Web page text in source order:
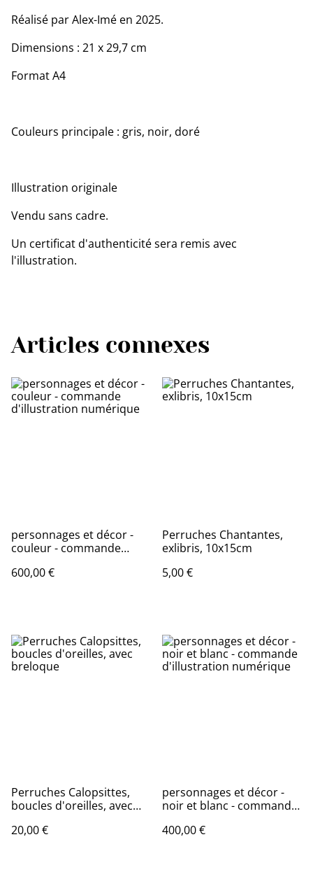
Réalisé par Alex-Imé en 2025.
Dimensions : 21 x 29,7 cm
Format A4
Couleurs principale : gris, noir, doré
Illustration originale
Vendu sans cadre.
Un certificat d'authenticité sera remis avec
l'illustration.
Articles connexes
personnages et décor -
couleur - commande
600,00 €
Perruches Chantantes,
exlibris, 10x15cm
5,00 €
Perruches Calopsittes,
boucles d'oreilles, avec
20,00 €
personnages et décor -
noir et blanc - commande
400,00 €